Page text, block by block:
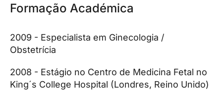
Formação Académica
2009 - Especialista em Ginecologia /
Obstetrícia
2008 - Estágio no Centro de Medicina Fetal no
King´s College Hospital (Londres, Reino Unido)